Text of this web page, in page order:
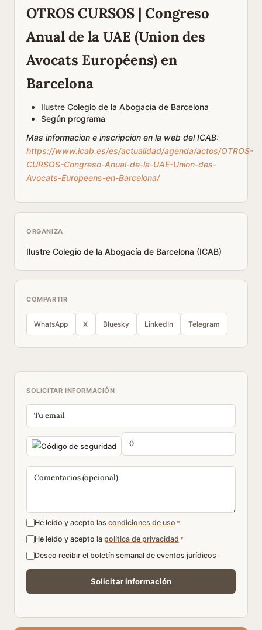
OTROS CURSOS | Congreso
Anual de la UAE (Union des
Avocats Européens) en
Barcelona
Ilustre Colegio de la Abogacía de Barcelona
Según programa
Mas informacion e inscripcion en la web del ICAB:
https://www.icab.es/es/actualidad/agenda/actos/OTROS-
CURSOS-Congreso-Anual-de-la-UAE-Union-des-
Avocats-Europeens-en-Barcelona/
ORGANIZA
Ilustre Colegio de la Abogacía de Barcelona (ICAB)
COMPARTIR
WhatsApp X Bluesky LinkedIn Telegram
SOLICITAR INFORMACIÓN
He leído y acepto las condiciones de uso *
He leído y acepto la política de privacidad *
Deseo recibir el boletín semanal de eventos jurídicos